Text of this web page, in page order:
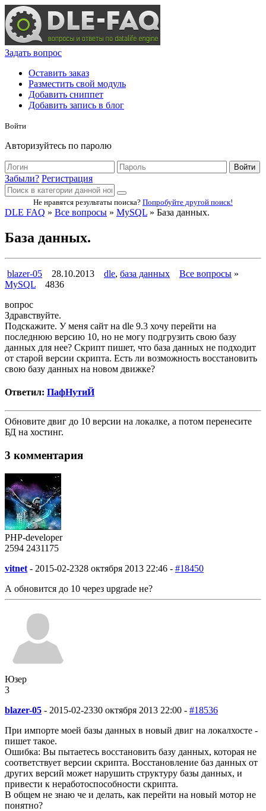
Задать вопрос
Оставить заказ
Разместить свой модуль
Добавить сниппет
Добавить запись в блог
Войти
Авторизуйтесь по паролю
Войти
Забыли? Регистрация
Не нравятся результаты поиска? Попробуйте другой поиск!
DLE FAQ » Все вопросы » MySQL » База данных.
База данных.
blazer-05 28.10.2013 dle, база данных Все вопросы »
MySQL
4836
вопрос
Здравствуйте.
Подскажите. У меня сайт на dle 9.3 хочу перейти на
последнюю версию 10, но не могу подгрузить свою базу
данных для нее? Скрипт пишет, что база данных не подходит
от старой версии скрипта. Есть ли возможность восстановить
свою базу данных на новом движке?
Ответил: ПафНутиЙ
Обновите двиг до 10 версии на локалке, а потом перенесите
БД на хостинг.
3 комментария
PHP-developer
2594 2431175
vitnet - 2015-02-2328 октября 2013 22:46 - #18450
А обновится до 10 через upgrade не?
Юзер
3
blazer-05 - 2015-02-2330 октября 2013 22:00 - #18536
При импорте моей базы данных в новый двиг на локалхосте -
пишет такое.
Ошибка: Вы пытаетесь восстановить базу данных, которая не
соответствует версии скрипта. Восстановление баз данных от
других версий может нарушить структуру базы данных, и
привести к неработоспособности скрипта.
В общем не знаю че и делать, как перейти на новый мотор не
понятно?